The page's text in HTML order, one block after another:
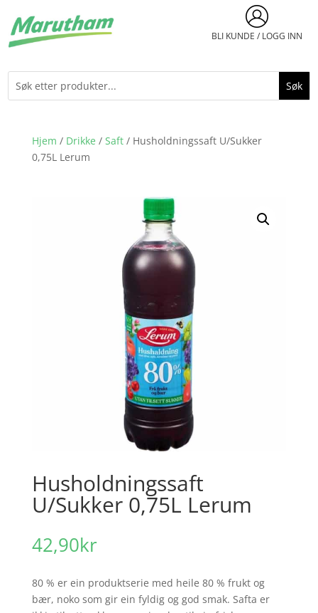
BLI KUNDE / LOGG INN
Hjem / Drikke / Saft/ Husholdningssaft U/Sukker
0,75L Lerum
Husholdningssaft
U/Sukker 0,75L Lerum
42,90kr
80 % er ein produktserie med heile 80 % frukt og
bær, noko som gir ein fyldig og god smak. Safta er